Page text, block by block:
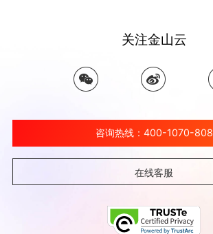
关注金山云
咨询热线：400-1070-808
在线客服